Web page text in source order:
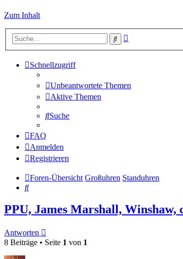
Zum Inhalt
Suche
Schnellzugriff
Unbeantwortete Themen
Aktive Themen
Suche
FAQ
Anmelden
Registrieren
Foren-Übersicht Großuhren Standuhren
Suche
PPU, James Marshall, Winshaw,
Antworten
8 Beiträge • Seite 1 von 1